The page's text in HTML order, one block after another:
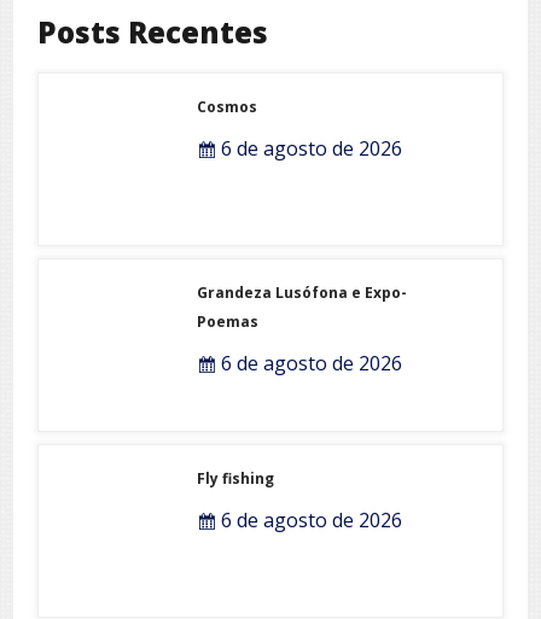
Posts Recentes
Cosmos
6 de agosto de 2026
Grandeza Lusófona e Expo-
Poemas
6 de agosto de 2026
Fly fishing
6 de agosto de 2026